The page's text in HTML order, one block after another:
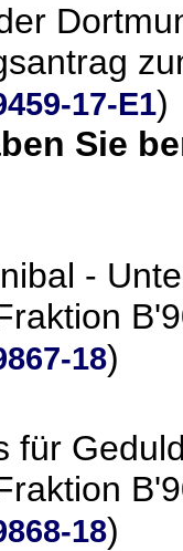
17-E1)
Sie
-
18)
für
18)